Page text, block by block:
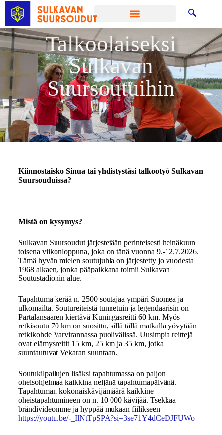
Talkoolaiseksi
Sulkavan
Suursoutuihin
Kiinnostaisko Sinua tai yhdistystäsi talkootyö Sulkavan
Suursouduissa?
Mistä on kysymys?
Sulkavan Suursoudut järjestetään perinteisesti heinäkuun
toisena viikonloppuna, joka on tänä vuonna 9.-12.7.2026.
Tämä hyvän mielen soutujuhla on järjestetty jo vuodesta
1968 alkaen, jonka pääpaikkana toimii Sulkavan
Soutustadionin alue.
Tapahtuma kerää n. 2500 soutajaa ympäri Suomea ja
ulkomailta. Soutureiteistä tunnetuin ja legendaarisin on
Partalansaaren kiertävä Kuningasreitti 60 km. Myös
retkisoutu 70 km on suosittu, sillä tällä matkalla yövytään
retkikohde Varvirannassa puolivälissä. Uusimpia reittejä
ovat elämysreitit 15 km, 25 km ja 35 km, jotka
suuntautuvat Vekaran suuntaan.
Soutukilpailujen lisäksi tapahtumassa on paljon
oheisohjelmaa kaikkina neljänä tapahtumapäivänä.
Tapahtuman kokonaiskävijämäärä kaikkine
oheistapahtumineen on n. 10 000 kävijää. Tsekkaa
brändivideomme ja hyppää mukaan fiilikseen
https://youtu.be/-_IlNtTpSPA?si=3se71Y4dCeDJFUWo